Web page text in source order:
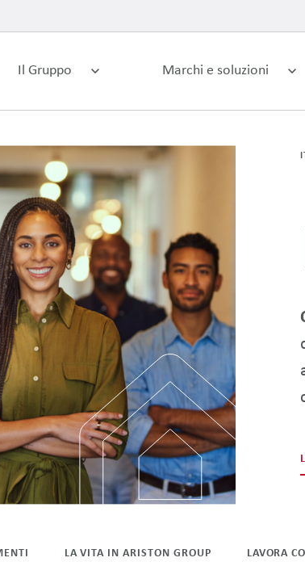
Il Gruppo Marchi e soluzioni
LA VITA IN ARISTON GROUP LAVORA